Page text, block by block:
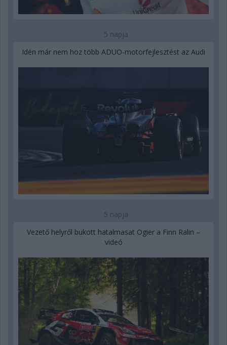
5 napja
Idén már nem hoz több ADUO-motorfejlesztést az Audi
5 napja
Vezető helyről bukott hatalmasat Ogier a Finn Ralin –
videó